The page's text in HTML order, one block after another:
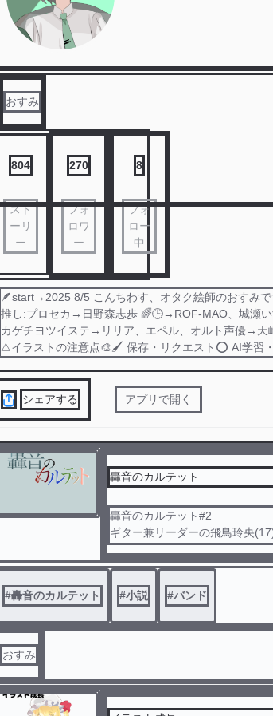
おすみ
804
スト
ーリ
ー
270
フォ
ロワ
ー
8
フォ
ロー
中
🪶start→2025 8/5 こんちわす、オタク絵師のおすみ
推し:プロセカ→日野森志歩 🌈🕒→ROF-MAO、城瀬
カゲチヨツイステ→リリア、エペル、オルト声優→
⚠︎イラストの注意点🎨🖌️ 保存・リクエスト⭕️ AI学習
シェアする アプリで開く
轟音のカルテット
轟音のカルテット#2
ギター兼リーダーの飛鳥玲央
りく(22)、キーボードの白鳥空
メンバーの過去、ライバルとの
(未成年可のBLです。性的な表
#轟音のカルテット #小説 #バンド
おすみ